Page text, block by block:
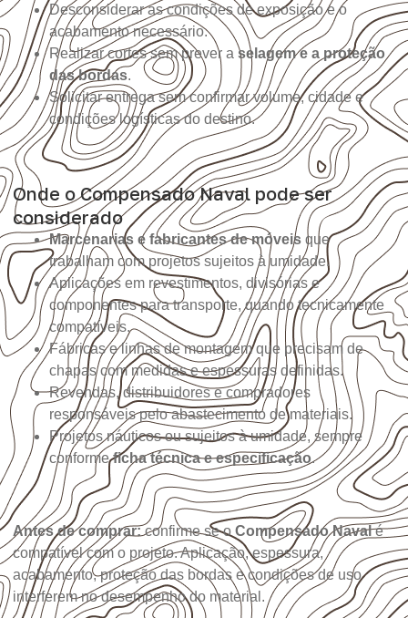
Desconsiderar as condições de exposição e o
acabamento necessário.
Realizar cortes sem prever a selagem e a proteção
das bordas.
Solicitar entrega sem confirmar volume, cidade e
condições logísticas do destino.
Onde o Compensado Naval pode ser
considerado
Marcenarias e fabricantes de móveis que
trabalham com projetos sujeitos à umidade.
Aplicações em revestimentos, divisórias e
componentes para transporte, quando tecnicamente
compatíveis.
Fábricas e linhas de montagem que precisam de
chapas com medidas e espessuras definidas.
Revendas, distribuidores e compradores
responsáveis pelo abastecimento de materiais.
Projetos náuticos ou sujeitos à umidade, sempre
conformeficha técnica e especificação.
Antes de comprar:confirme se o Compensado Navalé
compatível com o projeto. Aplicação, espessura,
acabamento, proteção das bordas e condições de uso
interferem no desempenho do material.